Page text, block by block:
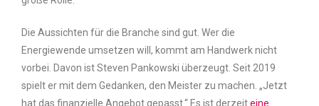
Die Aussichten für die Branche sind gut. Wer die
Energiewende umsetzen will, kommt am Handwerk nicht
vorbei. Davon ist Steven Pankowski überzeugt. Seit 2019
spielt er mit dem Gedanken, den Meister zu machen. „Jetzt
hat das finanzielle Angebot gepasst.“ Es ist derzeiteine